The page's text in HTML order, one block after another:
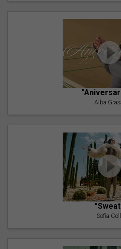
Alba
Sofia Coll